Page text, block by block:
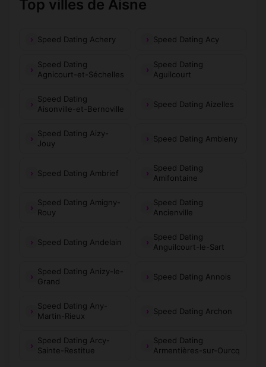
Top villes de Aisne
Speed Dating Achery Speed Dating Acy
Speed Dating
Agnicourt-et-Séchelles
Speed Dating
Aguilcourt
Speed Dating
Aisonville-et-Bernoville
Speed Dating Aizelles
Speed Dating Aizy-
Jouy
Speed Dating Ambleny
Speed Dating Ambrief
Speed Dating
Amifontaine
Speed Dating Amigny-
Rouy
Speed Dating
Ancienville
Speed Dating Andelain
Speed Dating
Anguilcourt-le-Sart
Speed Dating Anizy-le-
Grand
Speed Dating Annois
Speed Dating Any-
Martin-Rieux
Speed Dating Archon
Speed Dating Arcy-
Sainte-Restitue
Speed Dating
Armentières-sur-Ourcq